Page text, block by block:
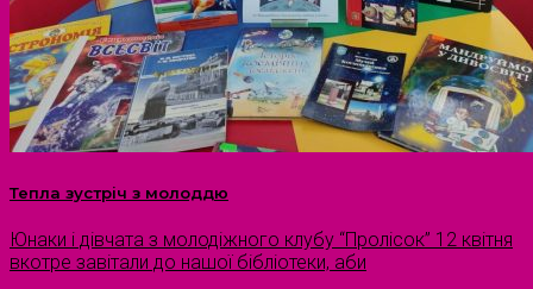
Тепла зустріч з молоддю
Юнаки і дівчата з молодіжного клубу “Пролісок” 12 квітня
вкотре завітали до нашої бібліотеки, аби